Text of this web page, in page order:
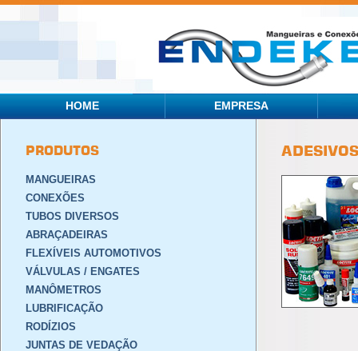
HOME EMPRESA
PRODUTOS
MANGUEIRAS
CONEXÕES
TUBOS DIVERSOS
ABRAÇADEIRAS
FLEXÍVEIS AUTOMOTIVOS
VÁLVULAS / ENGATES
MANÔMETROS
LUBRIFICAÇÃO
RODÍZIOS
JUNTAS DE VEDAÇÃO
ADESIVOS